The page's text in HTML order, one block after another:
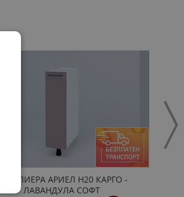
БУТИЛИЕРА АРИЕЛ Н20 КАРГО -
ЛАВАНДУЛА СОФТ